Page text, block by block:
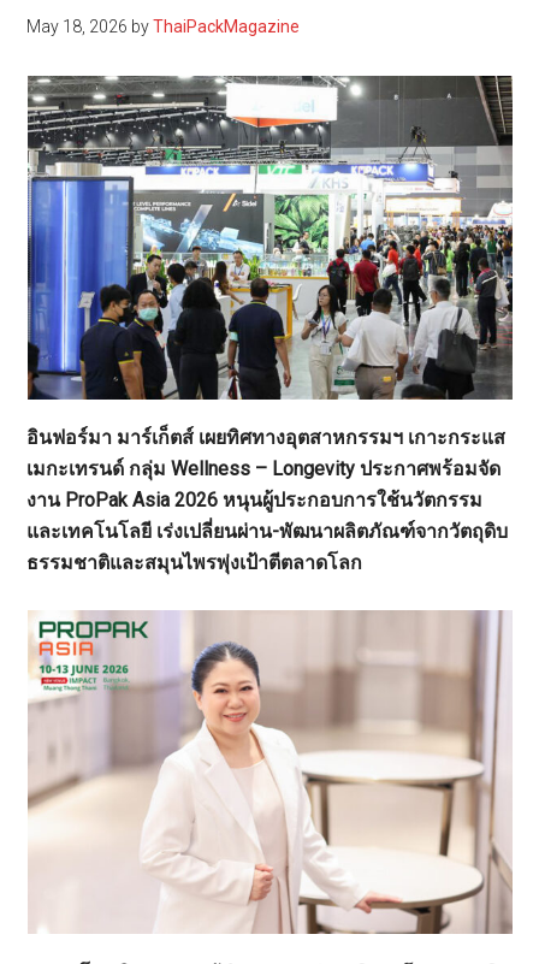
May 18, 2026 byThaiPackMagazine
อินฟอร์มา มาร์เก็ตส์ เผยทิศทางอุตสาหกรรมฯ เกาะกระแส
เมกะเทรนด์ กลุ่ม Wellness – Longevity ประกาศพร้อมจัด
งาน ProPak Asia 2026 หนุนผู้ประกอบการใช้นวัตกรรม
และเทคโนโลยี เร่งเปลี่ยนผ่าน-พัฒนาผลิตภัณฑ์จากวัตถุดิบ
ธรรมชาติและสมุนไพรพุ่งเป้าตีตลาดโลก